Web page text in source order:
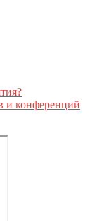
и конференций